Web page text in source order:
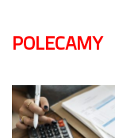
POLECAMY